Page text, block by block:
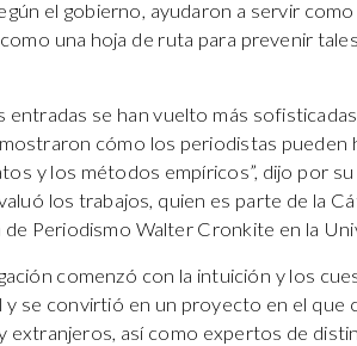
el gobierno, ayudaron a servir
una hoja de ruta para prevenir
entradas se han vuelto más
cómo los periodistas pueden
y los métodos empíricos”, dijo por
los trabajos, quien es parte de la
de Periodismo Walter Cronkite en la
comenzó con la intuición y los
y se convirtió en un proyecto en el
extranjeros, así como expertos de